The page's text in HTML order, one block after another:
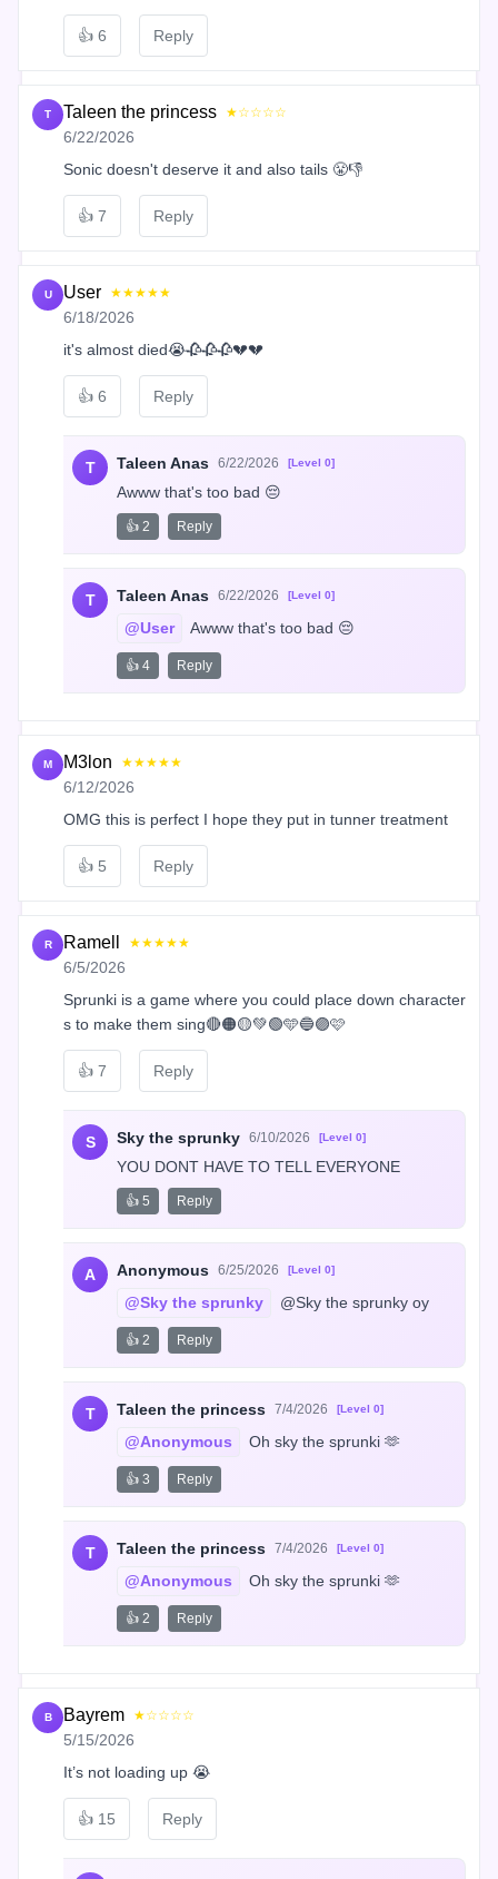
👍 6 Reply
T Taleen the princess ★☆☆☆☆
6/22/2026
Sonic doesn't deserve it and also tails 😤👎
👍 7 Reply
U User ★★★★★
6/18/2026
it's almost died😭🥀🥀🥀💔💔
👍 6 Reply
T Taleen Anas 6/22/2026 [Level 0]
Awww that's too bad 😔
👍 2 Reply
T Taleen Anas 6/22/2026 [Level 0]
@User Awww that's too bad 😔
👍 4 Reply
M M3lon ★★★★★
6/12/2026
OMG this is perfect I hope they put in tunner treatment
👍 5 Reply
R Ramell ★★★★★
6/5/2026
Sprunki is a game where you could place down character
s to make them sing🔴🟠🟡💚🟢🩵🔵🟣🩷
👍 7 Reply
S Sky the sprunky 6/10/2026 [Level 0]
YOU DONT HAVE TO TELL EVERYONE
👍 5 Reply
A Anonymous 6/25/2026 [Level 0]
@Sky the sprunky @Sky the sprunky oy
👍 2 Reply
T Taleen the princess 7/4/2026 [Level 0]
@Anonymous Oh sky the sprunki 🫶
👍 3 Reply
T Taleen the princess 7/4/2026 [Level 0]
@Anonymous Oh sky the sprunki 🫶
👍 2 Reply
B Bayrem ★☆☆☆☆
5/15/2026
It’s not loading up 😭
👍 15 Reply